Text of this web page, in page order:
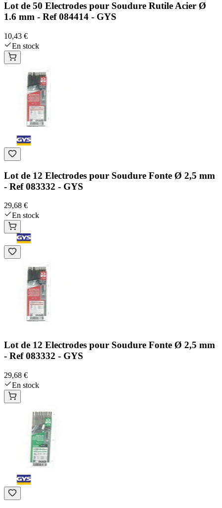
Lot de 50 Electrodes pour Soudure Rutile Acier Ø
1.6 mm - Ref 084414 - GYS
10,43 €
En stock
Lot de 12 Electrodes pour Soudure Fonte Ø 2,5 mm
- Ref 083332 - GYS
29,68 €
En stock
Lot de 12 Electrodes pour Soudure Fonte Ø 2,5 mm
- Ref 083332 - GYS
29,68 €
En stock